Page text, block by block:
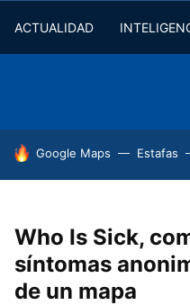
ACTUALIDAD
HOY SE HABLA DE
Google Maps Estafas
Who Is Sick,
síntomas
de un mapa